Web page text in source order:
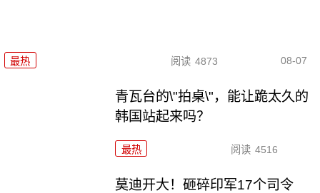
最热 阅读 4873 08-07
青瓦台的\"拍桌\"，能让跪太久的
韩国站起来吗？
最热 阅读 4516
莫迪开大！砸碎印军17个司令